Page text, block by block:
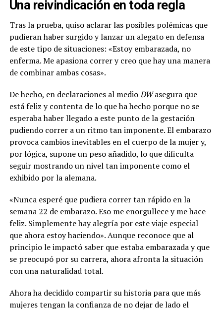
Una reivindicación en toda regla
Tras la prueba, quiso aclarar las posibles polémicas que
pudieran haber surgido y lanzar un alegato en defensa
de este tipo de situaciones: «Estoy embarazada, no
enferma. Me apasiona correr y creo que hay una manera
de combinar ambas cosas».
De hecho, en declaraciones al medioDWasegura que
está feliz y contenta de lo que ha hecho porque no se
esperaba haber llegado a este punto de la gestación
pudiendo correr a un ritmo tan imponente. El embarazo
provoca cambios inevitables en el cuerpo de la mujer y,
por lógica, supone un peso añadido, lo que dificulta
seguir mostrando un nivel tan imponente como el
exhibido por la alemana.
«Nunca esperé que pudiera correr tan rápido en la
semana 22 de embarazo. Eso me enorgullece y me hace
feliz. Simplemente hay alegría por este viaje especial
que ahora estoy haciendo». Aunque reconoce que al
principio le impactó saber que estaba embarazada y que
se preocupó por su carrera, ahora afronta la situación
con una naturalidad total.
Ahora ha decidido compartir su historia para que más
mujeres tengan la confianza de no dejar de lado el